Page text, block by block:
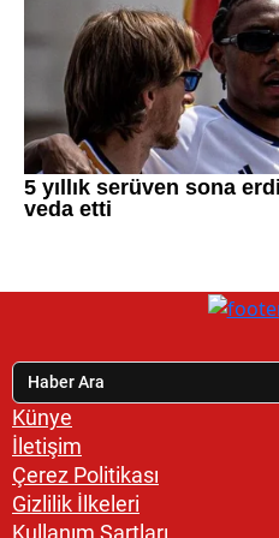
Künye
İletişim
Çerez Politikası
Gizlilik İlkeleri
Kullanım Şartları